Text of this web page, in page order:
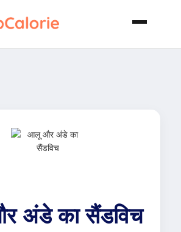
अंडे का सैंडविच